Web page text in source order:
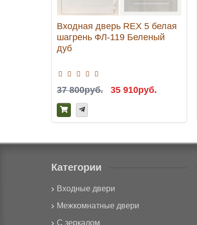
Входная дверь REX 5 белая
шагрень ФЛ-119 Беленый
дуб
37 800руб. 35 910руб.
Категории
Входные двери
Межкомнатные двери
С зеркалом